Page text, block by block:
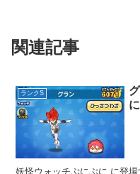
関連記事
ランクS
に
妖怪ウォッチぷにぷに に登